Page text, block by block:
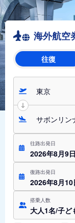
海外航空
往復
東京
サボンリン
往路出発日
2026年8月9日
復路出発日
2026年8月10
搭乗人数
大人1名/子ど